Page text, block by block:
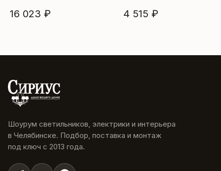
16 023 ₽ 4 515 ₽
Шоурум светильников, электрики и интерьера
в Челябинске. Подбор, поставка и монтаж
под ключ с 2013 года.